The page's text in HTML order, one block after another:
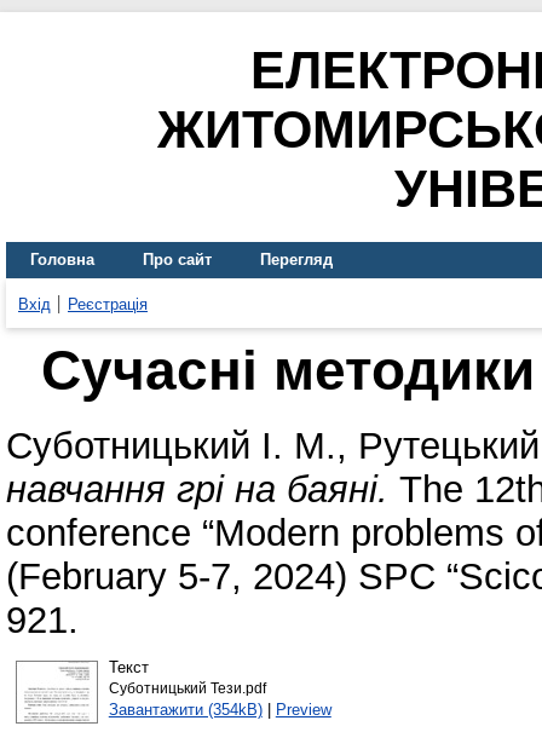
Головна Про сайт Перегляд
Вхід Реєстрація
Сучасні
Суботницький І. М.,
навчання грі на баяні. The
conference “Modern problems
(February 5-7, 2024) SPC
921.
Текст
Суботницький Тези.pdf
Завантажити (354kB)| Preview